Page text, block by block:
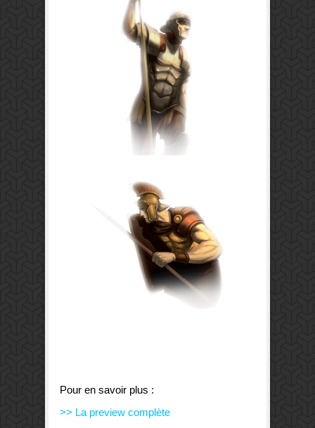
Pour en savoir plus :
>> La preview complète